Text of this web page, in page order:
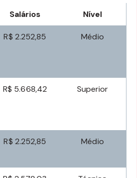
Salários Nível
R$ 2.252,85 Médio
R$ 5.668,42 Superior
R$ 2.252,85 Médio